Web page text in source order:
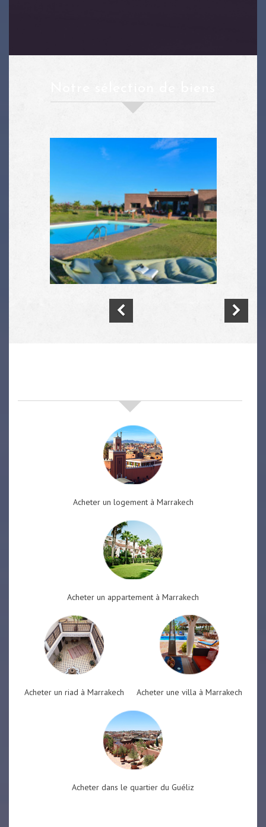
Acheter un logement à Marrakech
Acheter un appartement à Marrakech
Acheter un riad à Marrakech Acheter une villa à Marrakech
Acheter dans le quartier du Guéliz